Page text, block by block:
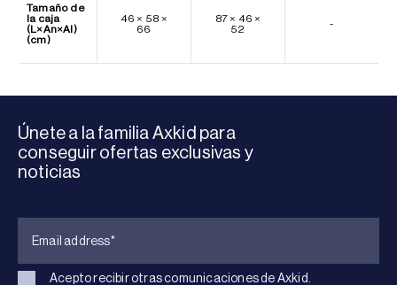
Tamaño de
la caja
(L×An×Al)
(cm)
46 × 58 ×
66
87 × 46 ×
52
-
Únete a la familia Axkid para
conseguir ofertas exclusivas y
noticias
Acepto recibir otras comunicaciones de Axkid.